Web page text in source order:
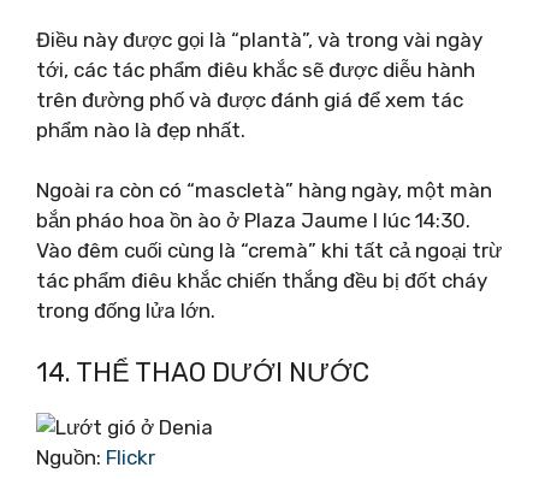
Điều này được gọi là “plantà”, và trong vài ngày
tới, các tác phẩm điêu khắc sẽ được diễu hành
trên đường phố và được đánh giá để xem tác
phẩm nào là đẹp nhất.
Ngoài ra còn có “mascletà” hàng ngày, một màn
bắn pháo hoa ồn ào ở Plaza Jaume I lúc 14:30.
Vào đêm cuối cùng là “cremà” khi tất cả ngoại trừ
tác phẩm điêu khắc chiến thắng đều bị đốt cháy
trong đống lửa lớn.
14. THỂ THAO DƯỚI NƯỚC
Nguồn: Flickr